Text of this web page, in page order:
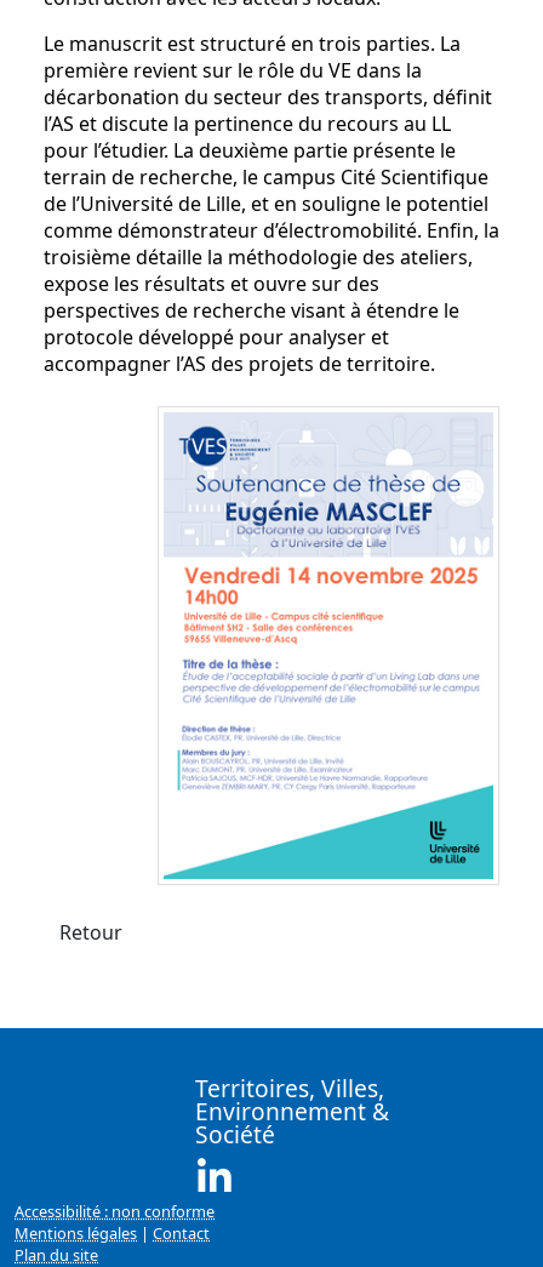
Le manuscrit est structuré en trois parties. La
première revient sur le rôle du VE dans la
décarbonation du secteur des transports, définit
l’AS et discute la pertinence du recours au LL
pour l’étudier. La deuxième partie présente le
terrain de recherche, le campus Cité Scientifique
de l’Université de Lille, et en souligne le potentiel
comme démonstrateur d’électromobilité. Enfin, la
troisième détaille la méthodologie des ateliers,
expose les résultats et ouvre sur des
perspectives de recherche visant à étendre le
protocole développé pour analyser et
accompagner l’AS des projets de territoire.
Retour
Territoires, Villes,
Environnement &
Société
Accessibilité : non conforme
Mentions légales | Contact
Plan du site